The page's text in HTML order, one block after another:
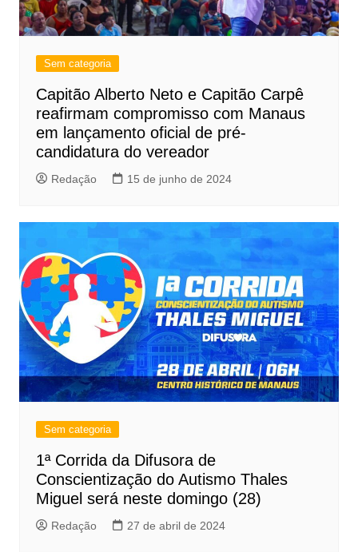
Sem categoria
Capitão Alberto Neto e Capitão Carpê
reafirmam compromisso com Manaus
em lançamento oficial de pré-
candidatura do vereador
Redação 15 de junho de 2024
Sem categoria
1ª Corrida da Difusora de
Conscientização do Autismo Thales
Miguel será neste domingo (28)
Redação 27 de abril de 2024